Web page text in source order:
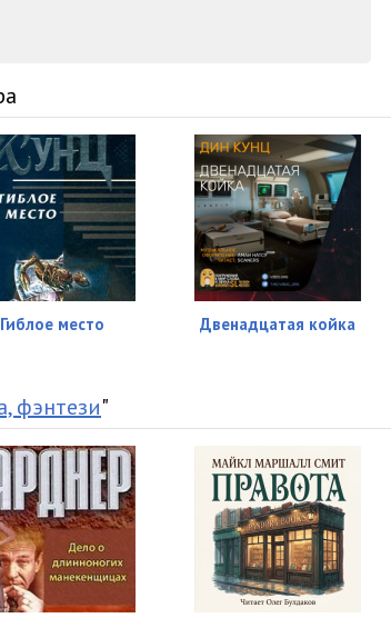
Гиблое место Двенадцатая койка
фэнтези"